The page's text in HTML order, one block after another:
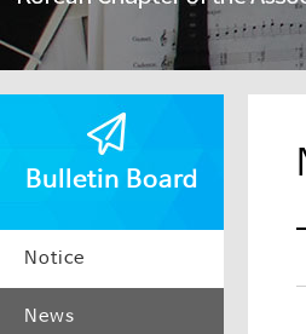
Bulletin Board
Notice
News